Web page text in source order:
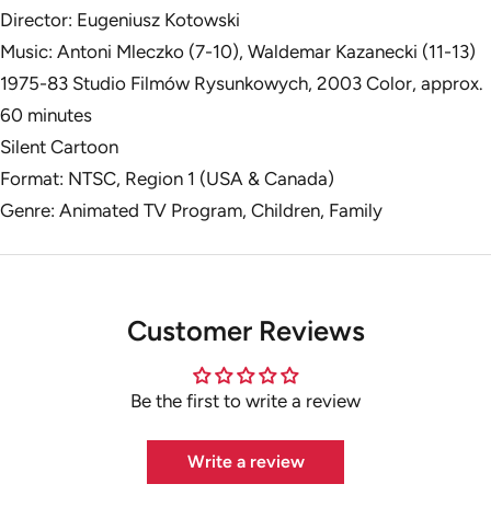
Director: Eugeniusz Kotowski
Music: Antoni Mleczko (7-10), Waldemar Kazanecki (11-13)
1975-83 Studio Filmów Rysunkowych, 2003 Color, approx.
60 minutes
Silent Cartoon
Format: NTSC, Region 1 (USA & Canada)
Genre: Animated TV Program, Children, Family
Customer Reviews
Be the first to write a review
Write a review